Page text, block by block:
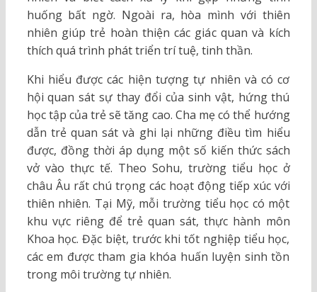
huống bất ngờ. Ngoài ra, hòa mình với thiên
nhiên giúp trẻ hoàn thiện các giác quan và kích
thích quá trình phát triển trí tuệ, tinh thần.
Khi hiểu được các hiện tượng tự nhiên và có cơ
hội quan sát sự thay đổi của sinh vật, hứng thú
học tập của trẻ sẽ tăng cao. Cha mẹ có thể hướng
dẫn trẻ quan sát và ghi lại những điều tìm hiểu
được, đồng thời áp dụng một số kiến thức sách
vở vào thực tế. Theo Sohu, trường tiểu học ở
châu Âu rất chú trọng các hoạt động tiếp xúc với
thiên nhiên. Tại Mỹ, mỗi trường tiểu học có một
khu vực riêng để trẻ quan sát, thực hành môn
Khoa học. Đặc biệt, trước khi tốt nghiệp tiểu học,
các em được tham gia khóa huấn luyện sinh tồn
trong môi trường tự nhiên.